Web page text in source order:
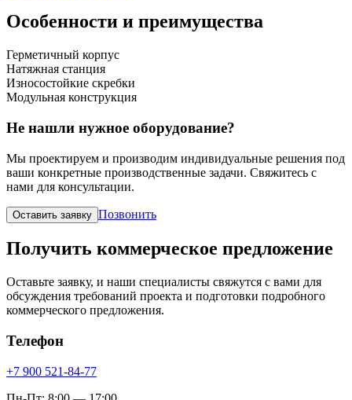
Особенности и преимущества
Герметичный корпус
Натяжная станция
Износостойкие скребки
Модульная конструкция
Не нашли нужное оборудование?
Мы проектируем и производим индивидуальные решения под
ваши конкретные производственные задачи. Свяжитесь с
нами для консультации.
Оставить заявку Позвонить
Получить коммерческое предложение
Оставьте заявку, и наши специалисты свяжутся с вами для
обсуждения требований проекта и подготовки подробного
коммерческого предложения.
Телефон
+7 900 521-84-77